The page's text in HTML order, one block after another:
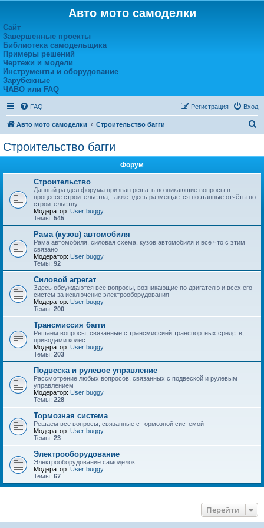
Авто мото самоделки
Сайт
Завершенные проекты
Библиотека самодельщика
Примеры решений
Чертежи и модели
Инструменты и оборудование
Зарубежные
ЧАВО или FAQ
FAQ Вход
Регистрация
Авто мото самоделки Строительство багги
Строительство багги
Форум
Строительство
Данный раздел форума призван решать возникающие вопросы в
процессе строительства, также здесь размещается поэтапные отчёты по
строительству
Модератор: User buggy
Темы: 545
Рама (кузов) автомобиля
Рама автомобиля, силовая схема, кузов автомобиля и всё что с этим
связано
Модератор: User buggy
Темы: 92
Силовой агрегат
Здесь обсуждаются все вопросы, возникающие по двигателю и всех его
систем за исключение электрооборудования
Модератор: User buggy
Темы: 200
Трансмиссия багги
Решаем вопросы, связанные с трансмиссией транспортных средств,
приводами колёс
Модератор: User buggy
Темы: 203
Подвеска и рулевое управление
Рассмотрение любых вопросов, связанных с подвеской и рулевым
управлением
Модератор: User buggy
Темы: 228
Тормозная система
Решаем все вопросы, связанные с тормозной системой
Модератор: User buggy
Темы: 23
Электрооборудование
Электрооборудование самоделок
Модератор: User buggy
Темы: 67
Перейти